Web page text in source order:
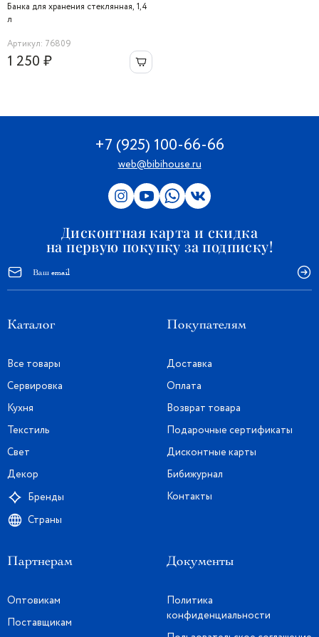
Банка для хранения стеклянная, 1,4
л
Артикул: 76809
1 250 ₽
+7 (925) 100-66-66
web@bibihouse.ru
Дисконтная карта и скидка
на первую покупку за подписку!
Каталог
Все товары
Сервировка
Кухня
Текстиль
Свет
Декор
Бренды
Страны
Покупателям
Доставка
Оплата
Возврат товара
Подарочные сертификаты
Дисконтные карты
Бибижурнал
Контакты
Партнерам
Оптовикам
Поставщикам
Документы
Политика
конфиденциальности